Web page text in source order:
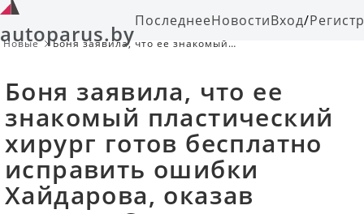
autoparus.byПоследнееНовостиВход/
Новые
Боня заявила, что ее знакомый
Хайдарова, оказав помощь Славе и
Успенской
Боня заявила, что ее
знакомый пластический
хирург готов бесплатно
исправить ошибки
Хайдарова, оказав